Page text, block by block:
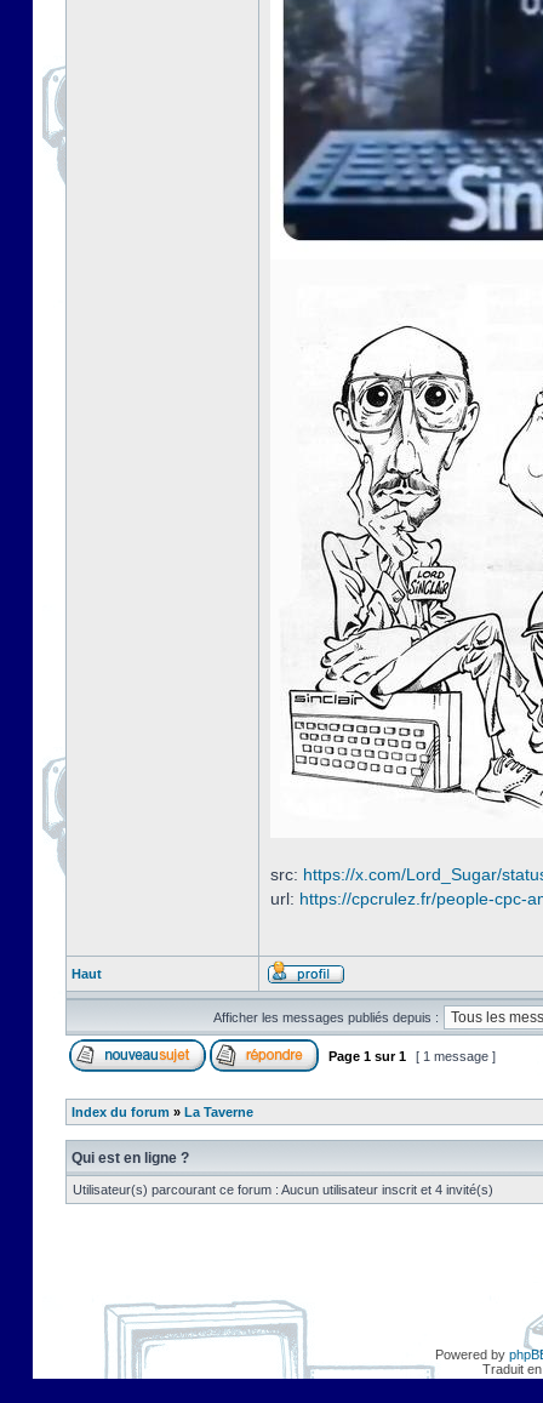
src: https://x.com/Lord_Sugar/
url: https://cpcrulez.fr/people-cpc-
Haut
Afficher les messages publiés depuis :
Page 1 sur1 [ 1 message ]
Index du forum » La Taverne
Qui est en ligne ?
Utilisateur(s) parcourant ce forum : Aucun utilisateur inscrit et 4 invité(s)
Powered by
Traduit